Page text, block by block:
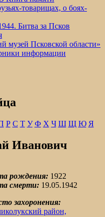
товарищах, о боях-
Битва за Псков
музей Псковской области»
информации
Р С Т У Ф Х Ч Ш Щ Ю Я
Иванович
рождения: 1922
смерти: 19.05.1942
захоронения:
район,